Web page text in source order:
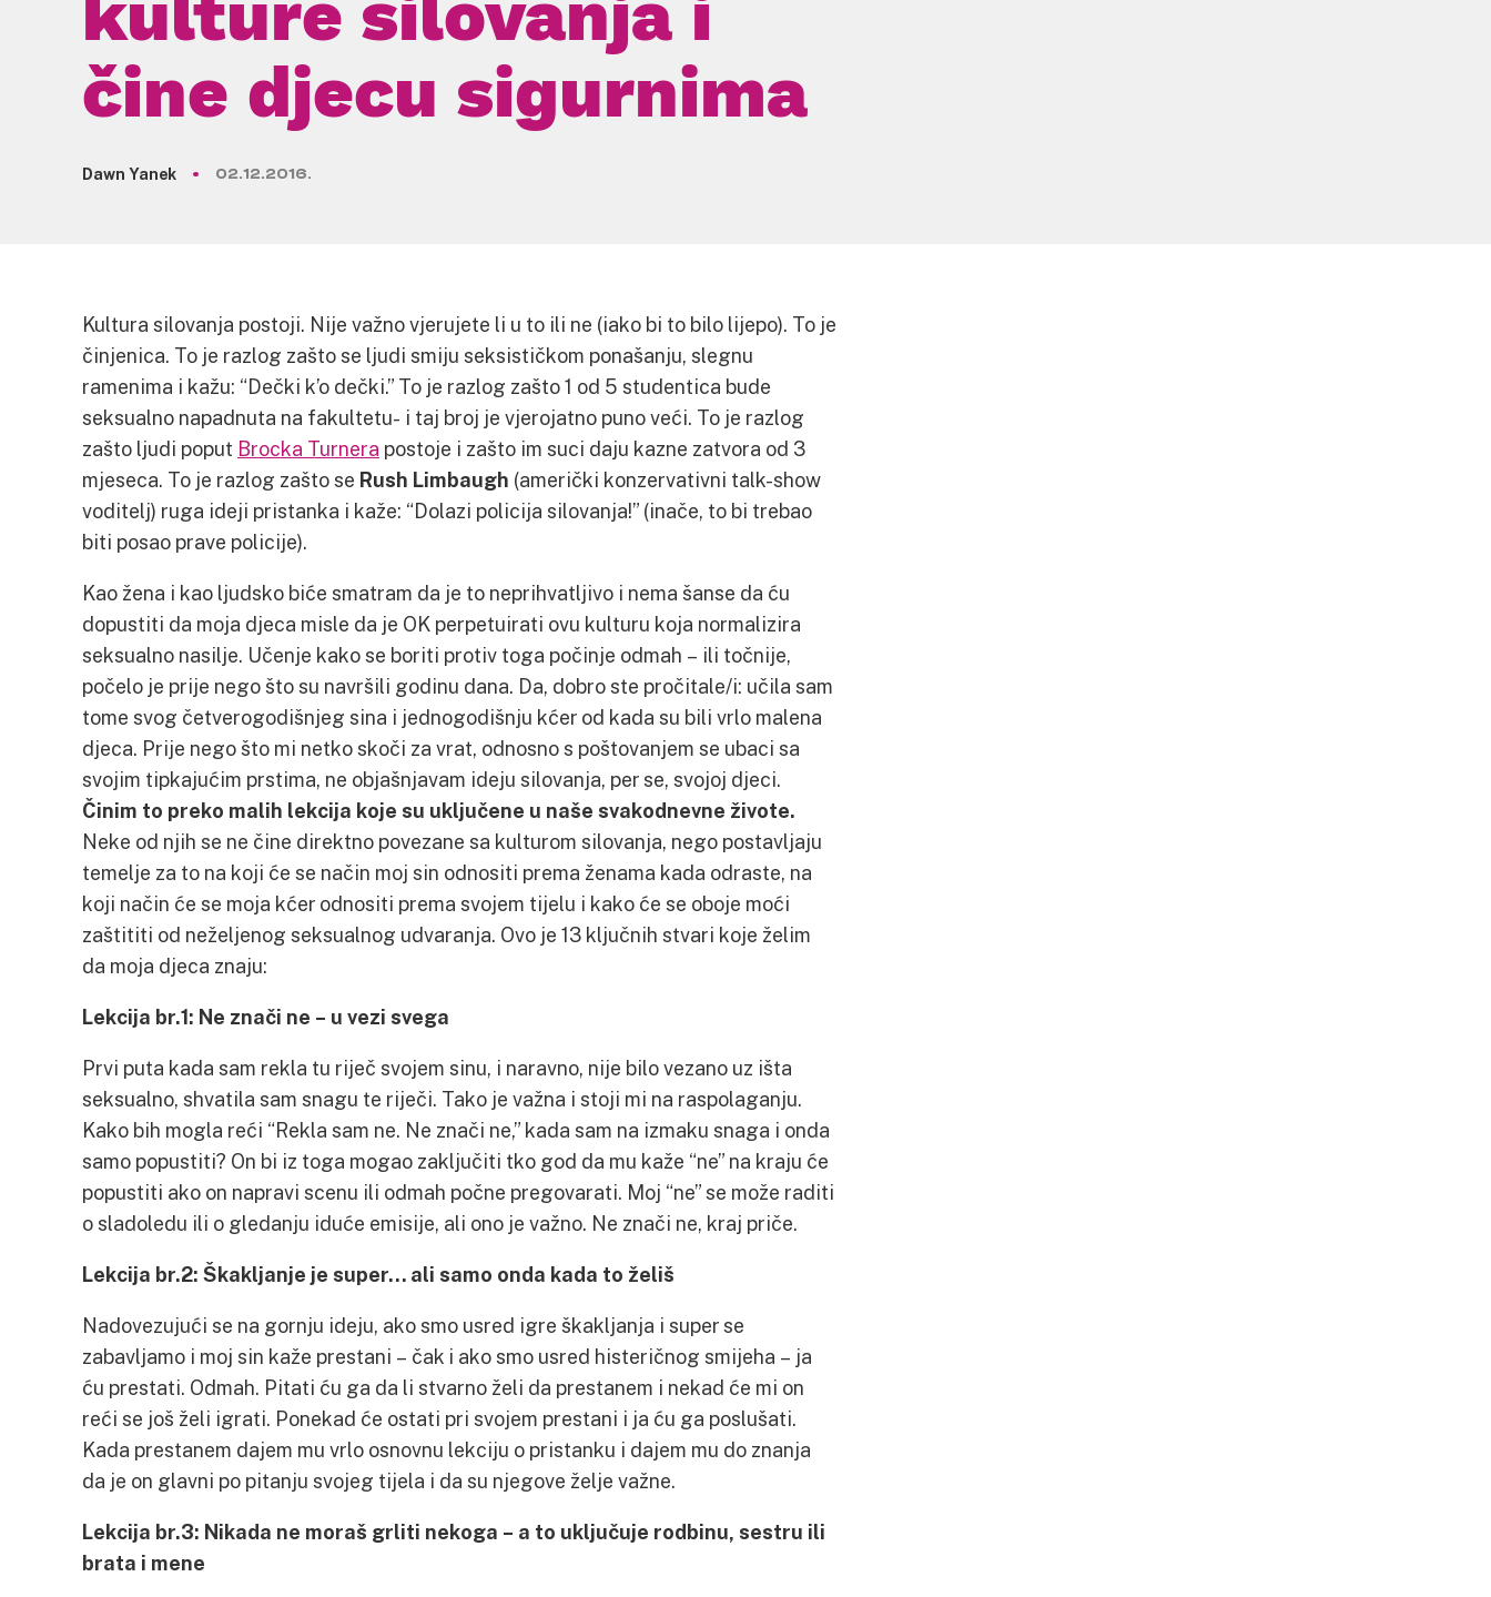
čine djecu sigurnima
Dawn Yanek 02.12.2016.
Kultura silovanja postoji. Nije važno vjerujete li u to ili ne (iako bi to bilo lijepo). To je
činjenica. To je razlog zašto se ljudi smiju seksističkom ponašanju, slegnu
ramenima i kažu: “Dečki k’o dečki.” To je razlog zašto 1 od 5 studentica bude
seksualno napadnuta na fakultetu- i taj broj je vjerojatno puno veći. To je razlog
zašto ljudi poput Brocka Turnera postoje i zašto im suci daju kazne zatvora od 3
mjeseca. To je razlog zašto se Rush Limbaugh (američki konzervativni talk-show
voditelj) ruga ideji pristanka i kaže: “Dolazi policija silovanja!” (inače, to bi trebao
biti posao prave policije).
Kao žena i kao ljudsko biće smatram da je to neprihvatljivo i nema šanse da ću
dopustiti da moja djeca misle da je OK perpetuirati ovu kulturu koja normalizira
seksualno nasilje. Učenje kako se boriti protiv toga počinje odmah – ili točnije,
počelo je prije nego što su navršili godinu dana. Da, dobro ste pročitale/i: učila sam
tome svog četverogodišnjeg sina i jednogodišnju kćer od kada su bili vrlo malena
djeca. Prije nego što mi netko skoči za vrat, odnosno s poštovanjem se ubaci sa
svojim tipkajućim prstima, ne objašnjavam ideju silovanja, per se, svojoj djeci.
Činim to preko malih lekcija koje su uključene u naše svakodnevne živote.
Neke od njih se ne čine direktno povezane sa kulturom silovanja, nego postavljaju
temelje za to na koji će se način moj sin odnositi prema ženama kada odraste, na
koji način će se moja kćer odnositi prema svojem tijelu i kako će se oboje moći
zaštititi od neželjenog seksualnog udvaranja. Ovo je 13 ključnih stvari koje želim
da moja djeca znaju:
Lekcija br.1: Ne znači ne – u vezi svega
Prvi puta kada sam rekla tu riječ svojem sinu, i naravno, nije bilo vezano uz išta
seksualno, shvatila sam snagu te riječi. Tako je važna i stoji mi na raspolaganju.
Kako bih mogla reći “Rekla sam ne. Ne znači ne,” kada sam na izmaku snaga i onda
samo popustiti? On bi iz toga mogao zaključiti tko god da mu kaže “ne” na kraju će
popustiti ako on napravi scenu ili odmah počne pregovarati. Moj “ne” se može raditi
o sladoledu ili o gledanju iduće emisije, ali ono je važno. Ne znači ne, kraj priče.
Lekcija br.2: Škakljanje je super… ali samo onda kada to želiš
Nadovezujući se na gornju ideju, ako smo usred igre škakljanja i super se
zabavljamo i moj sin kaže prestani – čak i ako smo usred histeričnog smijeha – ja
ću prestati. Odmah. Pitati ću ga da li stvarno želi da prestanem i nekad će mi on
reći se još želi igrati. Ponekad će ostati pri svojem prestani i ja ću ga poslušati.
Kada prestanem dajem mu vrlo osnovnu lekciju o pristanku i dajem mu do znanja
da je on glavni po pitanju svojeg tijela i da su njegove želje važne.
Lekcija br.3: Nikada ne moraš grliti nekoga – a to uključuje rodbinu, sestru ili
brata i mene